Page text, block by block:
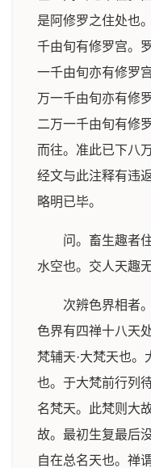
是阿修罗之住处也
千由旬有修罗宫。
一千由旬亦有修罗
万一千由旬亦有修
二万一千由旬有修
而往。准此已下八
经文与此注释有违
略明已毕。
问。畜生趣者
水空也。交人天趣
次辨色界相者
色界有四禅十八天
梵辅天·大梵天也。
也。于大梵前行列
名梵天。此梵则大
故。最初生复最后
自在总名天也。禅